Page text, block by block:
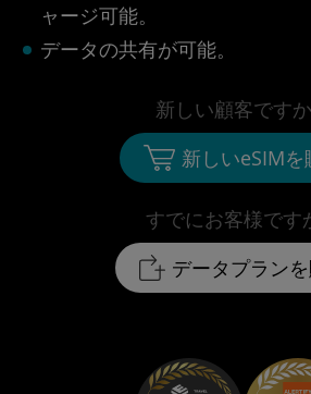
ャージ可能。
データの共有が可能。
すでにお客様です
データプラン
新しい顧客ですか
新しいeSIMを